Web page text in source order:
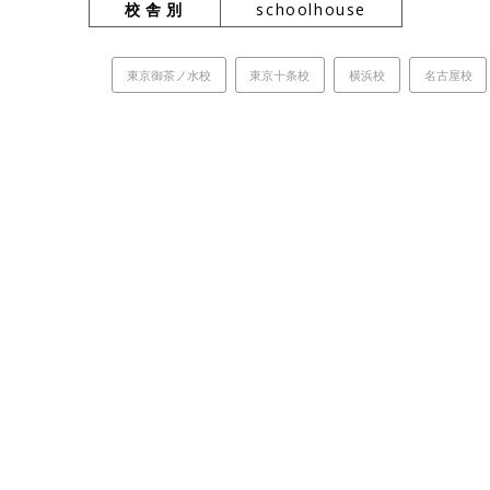
校舎別 schoolhouse
東京御茶ノ水校 東京十条校 横浜校 名古屋校